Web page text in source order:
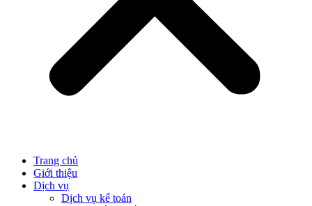
Trang chủ
Giới thiệu
Dịch vụ
Dịch vụ kế toán